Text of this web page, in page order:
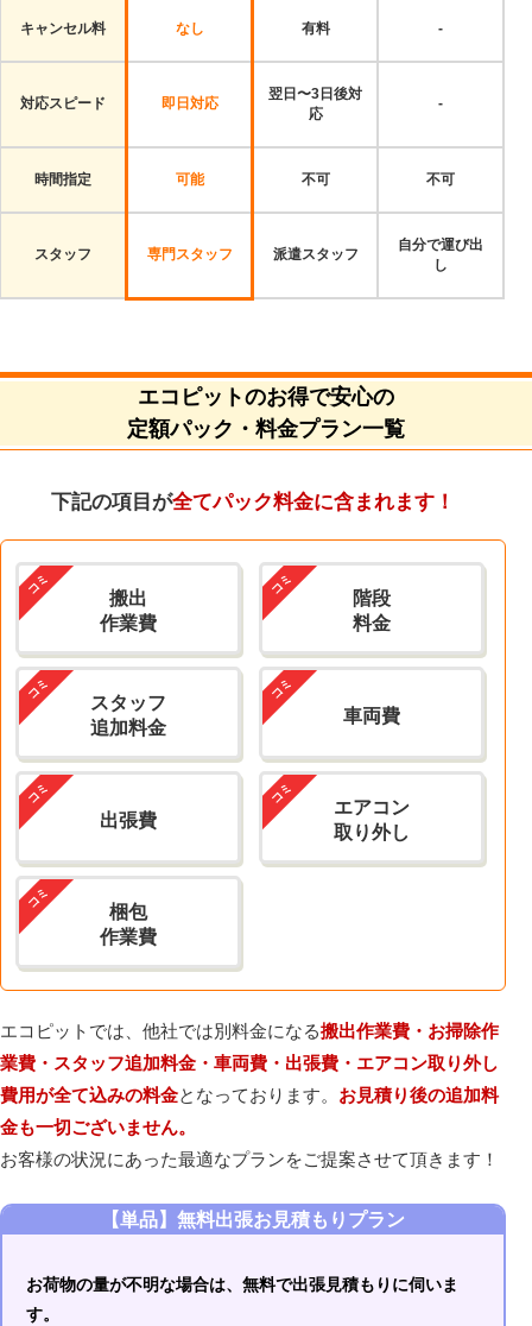
キャンセル料 なし 有料 -
対応スピード 即日対応
翌日〜3日後対
応
-
時間指定 可能 不可 不可
スタッフ 専門スタッフ 派遣スタッフ
自分で運び出
し
エコピットのお得で安心の
定額パック・料金プラン一覧
下記の項目が全てパック料金に含まれます！
搬出
作業費
階段
料金
スタッフ
追加料金
車両費
出張費
エアコン
取り外し
梱包
作業費
エコピットでは、他社では別料金になる搬出作業費・お掃除作
業費・スタッフ追加料金・車両費・出張費・エアコン取り外し
費用が全て込みの料金となっております。 お見積り後の追加料
金も一切ございません。
お客様の状況にあった最適なプランをご提案させて頂きます！
【単品】無料出張お見積もりプラン
お荷物の量が不明な場合は、無料で出張見積もりに伺いま
す。